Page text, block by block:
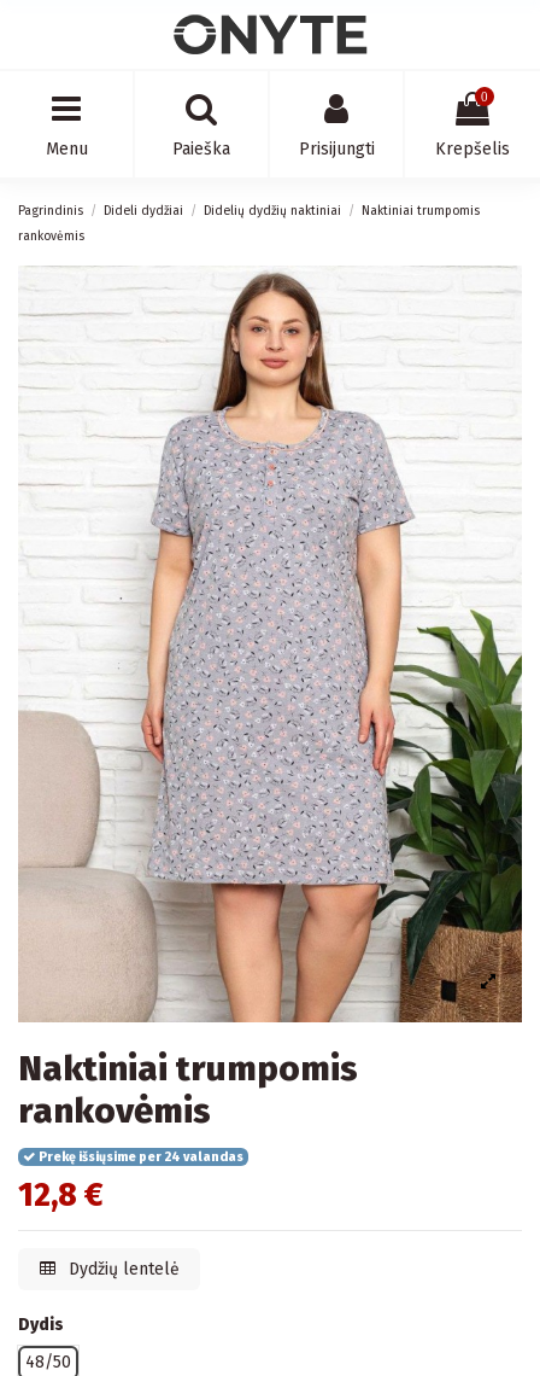
Menu Paieška Prisijungti
0
Krepšelis
Pagrindinis Dideli dydžiai Didelių dydžių naktiniai
Naktiniai trumpomis
rankovėmis
Naktiniai trumpomis
rankovėmis
Prekę išsiųsime per 24 valandas
12,8 €
Dydžių lentelė
Dydis
48/50